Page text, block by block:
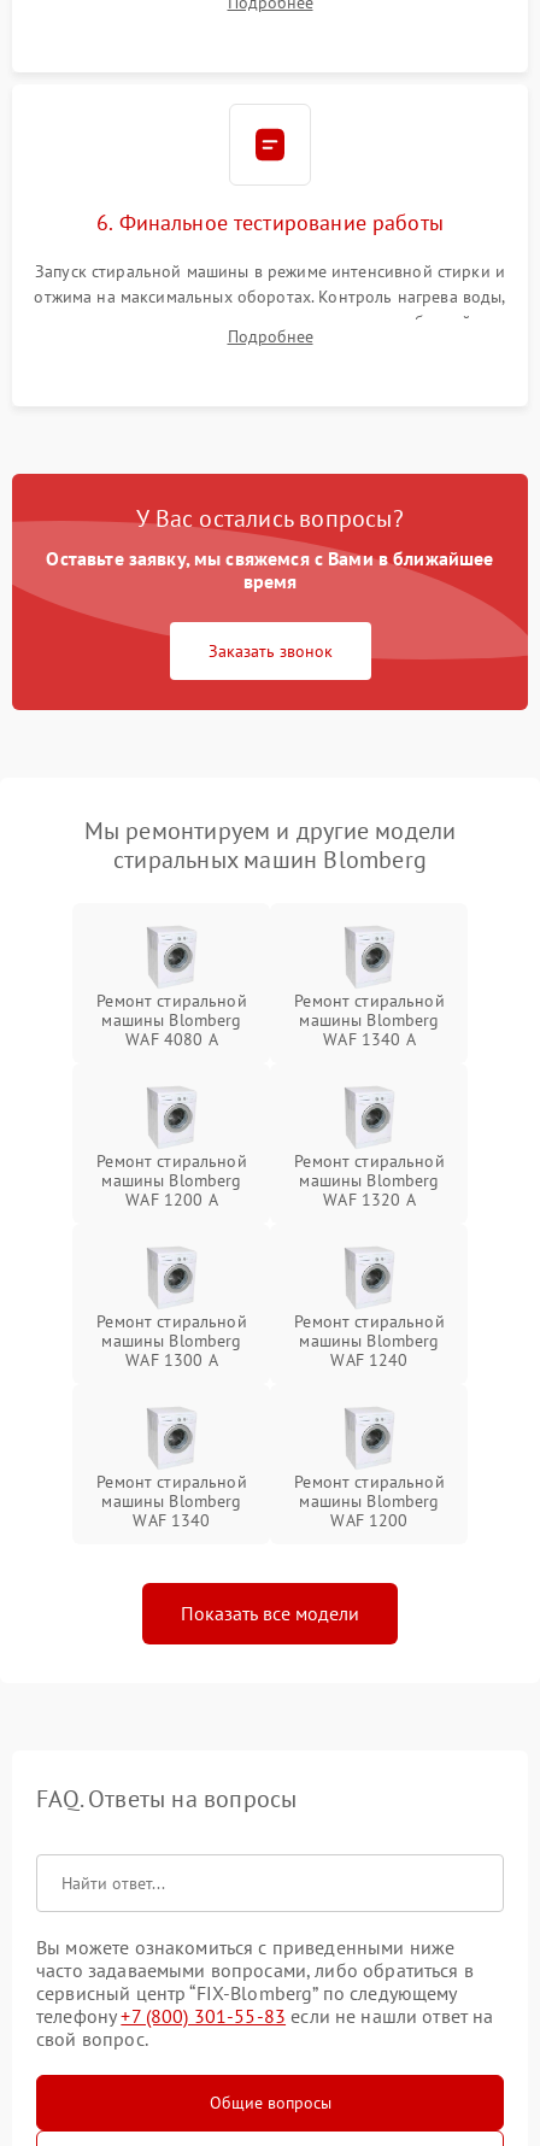
герметиком для предотвращения возможных протечек воды.
6. Финальное тестирование работы
Запуск стиральной машины в режиме интенсивной стирки и
отжима на максимальных оборотах. Контроль нагрева воды,
корректности слива, отсутствия излишних вибраций,
посторонних стуков и протечек под корпусом.
Подробнее
У Вас остались вопросы?
Оставьте заявку, мы свяжемся с Вами в ближайшее
время
Заказать звонок
Мы ремонтируем и другие модели
стиральных машин Blomberg
Ремонт стиральной
машины Blomberg
WAF 4080 A
Ремонт стиральной
машины Blomberg
WAF 1340 A
Ремонт стиральной
машины Blomberg
WAF 1200 A
Ремонт стиральной
машины Blomberg
WAF 1320 A
Ремонт стиральной
машины Blomberg
WAF 1300 A
Ремонт стиральной
машины Blomberg
WAF 1240
Ремонт стиральной
машины Blomberg
WAF 1340
Ремонт стиральной
машины Blomberg
WAF 1200
Показать все модели
FAQ. Ответы на вопросы
Вы можете ознакомиться с приведенными ниже
часто задаваемыми вопросами, либо обратиться в
сервисный центр “FIX-Blomberg” по следующему
телефону+7 (800) 301-55-83 если не нашли ответ на
свой вопрос.
Общие вопросы